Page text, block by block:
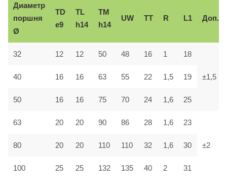
Диаметр
поршня
Ø
TD
e9
TL
h14
TM
h14
UW TT R L1 Доп.
32 12 12 50 48 16 1 18
±1,5
40 16 16 63 55 22 1,5 19
50 16 16 75 70 24 1,6 25
63 20 20 90 86 28 1,6 23
±2
80 20 20 110 110 32 1,6 30
100 25 25 132 135 40 2 31